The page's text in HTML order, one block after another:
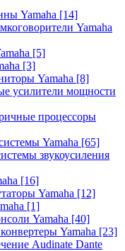
Yamaha [14]
Yamaha
[5]
[3]
Yamaha [8]
усилители мощности
процессоры
Yamaha [65]
звукоусиления
[16]
Yamaha [12]
[1]
Yamaha [40]
Yamaha [23]
Audinate Dante